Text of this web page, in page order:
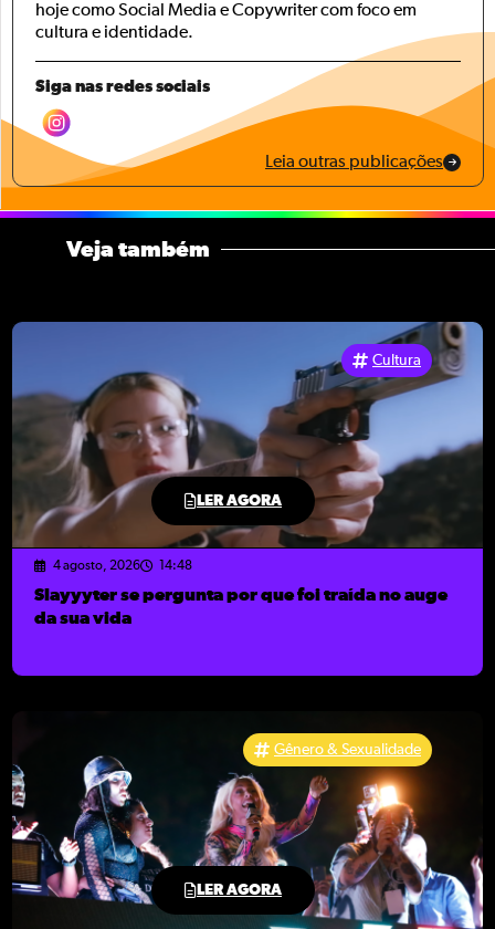
hoje como Social Media e Copywriter com foco em
cultura e identidade.
Siga nas redes sociais
Leia outras publicações
Veja também
LER AGORA
Cultura
4 agosto, 2026 14:48
Slayyyter se pergunta por que foi traída no auge
da sua vida
LER AGORA
Gênero & Sexualidade